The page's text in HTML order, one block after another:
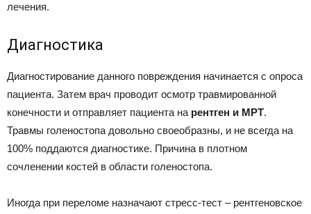
лечения.
Диагностика
Диагностирование данного повреждения начинается с опроса
пациента. Затем врач проводит осмотр травмированной
конечности и отправляет пациента на рентген и МРТ.
Травмы голеностопа довольно своеобразны, и не всегда на
100% поддаются диагностике. Причина в плотном
сочленении костей в области голеностопа.
Иногда при переломе назначают стресс-тест – рентгеновское